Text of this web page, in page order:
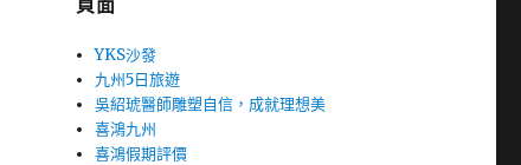
頁面
YKS沙發
九州5日旅遊
吳紹琥醫師雕塑自信，成就理想美
喜鴻九州
喜鴻假期評價